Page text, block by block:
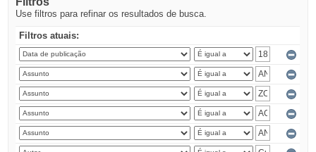
Use filtros para refinar os resultados de busca.
Filtros atuais: